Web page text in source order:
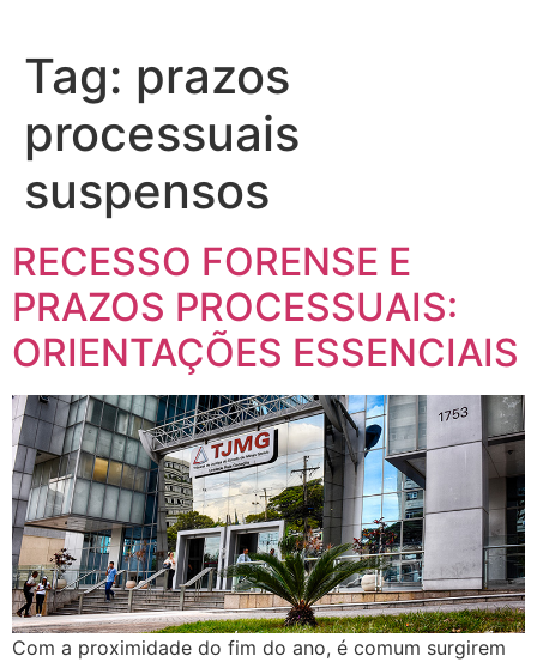
Tag: prazos
processuais
suspensos
RECESSO FORENSE E
PRAZOS PROCESSUAIS:
ORIENTAÇÕES ESSENCIAIS
Com a proximidade do fim do ano, é comum surgirem